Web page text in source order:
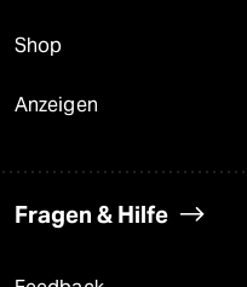
Shop
Anzeigen
Fragen & Hilfe